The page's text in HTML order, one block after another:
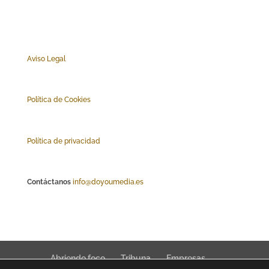
Aviso Legal
Política de Cookies
Política de privacidad
Contáctanos info@doyoumedia.es
Abriendo foco Tribuna Empresas